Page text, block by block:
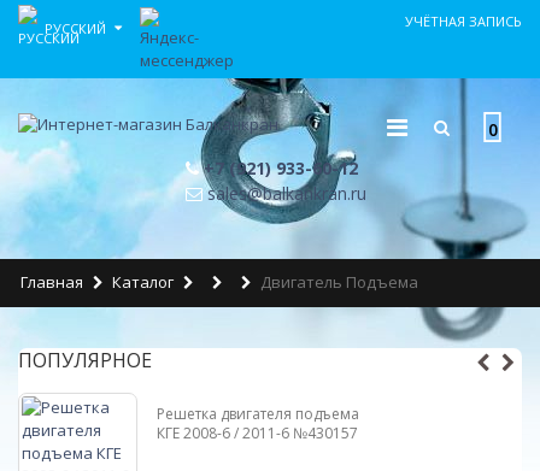
РУССКИЙ УЧЁТНАЯ ЗАПИСЬ
0
+7 (921) 933-60-12
sales@balkankran.ru
Главная Каталог Двигатель Подъема
ПОПУЛЯРНОЕ
Решетка двигателя подъема
КГЕ 2008-6 / 2011-6 №430157